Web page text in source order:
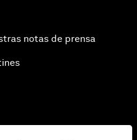
notas de prensa